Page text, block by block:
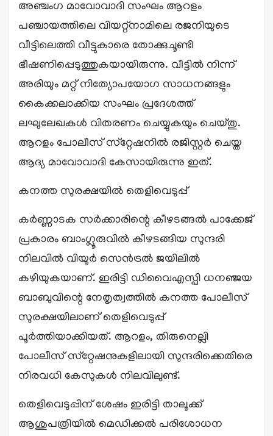
അഞ്ചംഗ മാവോവാദി സംഘം ആറളം
പഞ്ചായത്തിലെ വിയറ്റ്‌നാമിലെ രജനിയുടെ
വീട്ടിലെത്തി വീട്ടുകാരെ തോക്കുചൂണ്ടി
ഭീഷണിപ്പെടുത്തുകയായിരുന്നു. വീട്ടിൽ നിന്ന്
അരിയും മറ്റ് നിത്യോപയോഗ സാധനങ്ങളും
കൈക്കലാക്കിയ സംഘം പ്രദേശത്ത്
ലഘുലേഖകൾ വിതരണം ചെയ്യുകയും ചെയ്തു.
ആറളം പോലീസ് സ്‌റ്റേഷനിൽ രജിസ്റ്റർ ചെയ്ത
ആദ്യ മാവോവാദി കേസായിരുന്നു ഇത്.
കനത്ത സുരക്ഷയിൽ തെളിവെടുപ്പ്
കർണ്ണാടക സർക്കാരിന്റെ കീഴടങ്ങൽ പാക്കേജ്
പ്രകാരം ബാംഗ്ലൂരുവിൽ കീഴടങ്ങിയ സുന്ദരി
നിലവിൽ വിയൂർ സെൻട്രൽ ജയിലിൽ
കഴിയുകയാണ്. ഇരിട്ടി ഡിവൈഎസ്പി ധനഞ്ജയ
ബാബുവിന്റെ നേതൃത്വത്തിൽ കനത്ത പോലീസ്
സുരക്ഷയിലാണ് തെളിവെടുപ്പ്
പൂർത്തിയാക്കിയത്. ആറളം, തിരുനെല്ലി
പോലീസ് സ്‌റ്റേഷനുകളിലായി സുന്ദരിക്കെതിരെ
നിരവധി കേസുകൾ നിലവിലുണ്ട്.
തെളിവെടുപ്പിന് ശേഷം ഇരിട്ടി താലൂക്ക്
ആശുപത്രിയിൽ മെഡിക്കൽ പരിശോധന